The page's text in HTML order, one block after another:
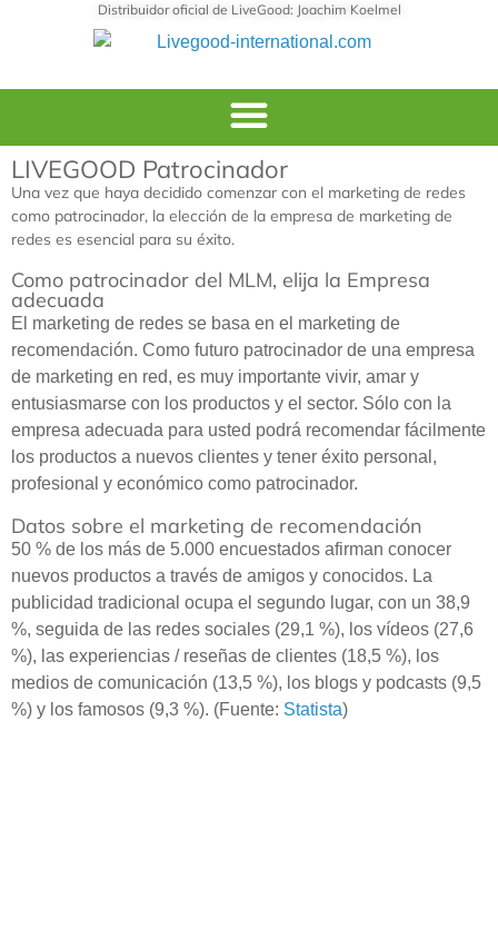
Distribuidor oficial de LiveGood: Joachim Koelmel
LIVEGOOD Patrocinador
Una vez que haya decidido comenzar con el marketing de redes
como patrocinador, la elección de la empresa de marketing de
redes es esencial para su éxito.
Como patrocinador del MLM, elija la Empresa
adecuada
El marketing de redes se basa en el marketing de
recomendación. Como futuro patrocinador de una empresa
de marketing en red, es muy importante vivir, amar y
entusiasmarse con los productos y el sector. Sólo con la
empresa adecuada para usted podrá recomendar fácilmente
los productos a nuevos clientes y tener éxito personal,
profesional y económico como patrocinador.
Datos sobre el marketing de recomendación
50 % de los más de 5.000 encuestados afirman conocer
nuevos productos a través de amigos y conocidos. La
publicidad tradicional ocupa el segundo lugar, con un 38,9
%, seguida de las redes sociales (29,1 %), los vídeos (27,6
%), las experiencias / reseñas de clientes (18,5 %), los
medios de comunicación (13,5 %), los blogs y podcasts (9,5
%) y los famosos (9,3 %). (Fuente: Statista)